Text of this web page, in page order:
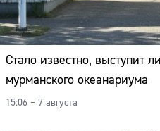
Стало известно, выступит
мурманского океанариума
15:06 – 7 августа